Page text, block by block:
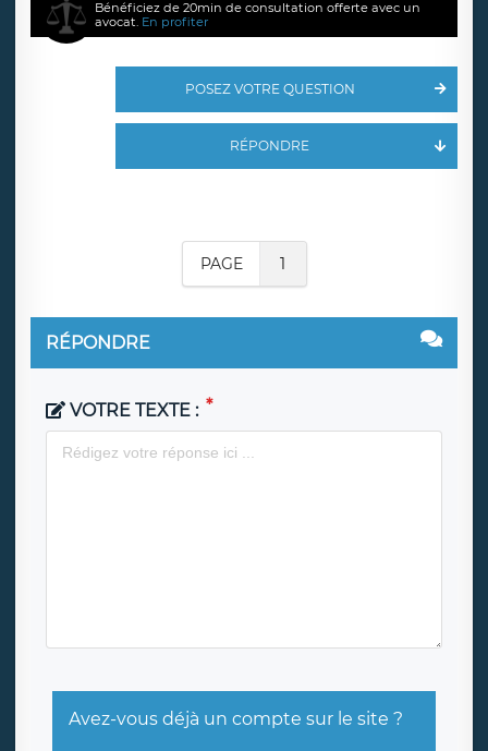
Bénéficiez de 20min de consultation offerte avec un
avocat. En profiter
POSEZ VOTRE QUESTION
RÉPONDRE
PAGE 1
RÉPONDRE
VOTRE TEXTE :
Avez-vous déjà un compte sur le site ?